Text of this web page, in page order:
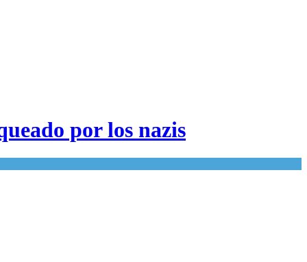
por los nazis